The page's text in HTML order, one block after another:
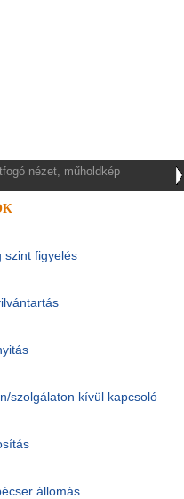
nézet, műholdkép
szint figyelés
szolgálaton kívül kapcsoló
állomás